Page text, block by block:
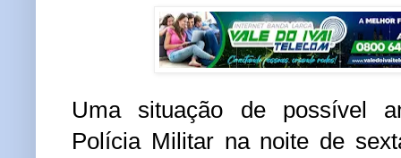
Uma situação de possível
Polícia Militar na noite de